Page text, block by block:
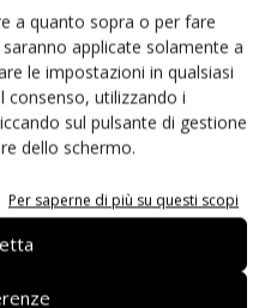
a quanto sopra o per fare
applicate solamente a
le impostazioni in qualsiasi
utilizzando i
sul pulsante di gestione
dello schermo.
Per saperne di più su questi scopi